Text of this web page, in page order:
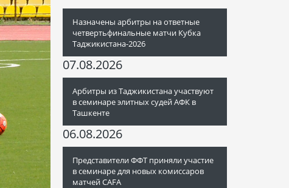
Назначены арбитры на ответные
четвертьфинальные матчи Кубка
Таджикистана-2026
07.08.2026
Арбитры из Таджикистана участвуют
в семинаре элитных судей АФК в
Ташкенте
06.08.2026
Представители ФФТ приняли участие
в семинаре для новых комиссаров
матчей CAFA